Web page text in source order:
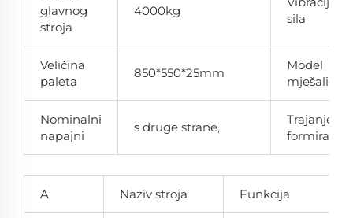
glavnog
stroja
4000kg
sila
Veličina
paleta
850*550*25mm
Model
mješalice
Nominalni
napajni
s druge strane,
Trajanje
formiranja
A Naziv stroja Funkcija